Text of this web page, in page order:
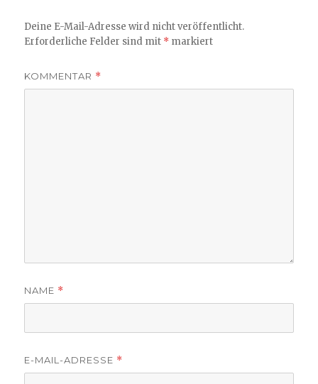
Deine E-Mail-Adresse wird nicht veröffentlicht.
Erforderliche Felder sind mit * markiert
KOMMENTAR *
NAME *
E-MAIL-ADRESSE *